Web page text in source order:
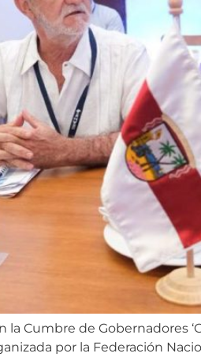
Cumbre de Gobernadores
por la Federación